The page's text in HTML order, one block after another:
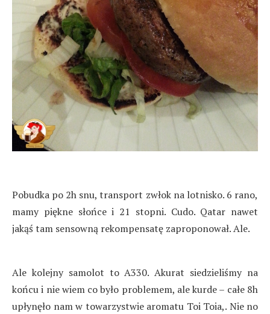
Pobudka po 2h snu, transport zwłok na lotnisko. 6 rano,
mamy piękne słońce i 21 stopni. Cudo. Qatar nawet
jakąś tam sensowną rekompensatę zaproponował. Ale.
Ale kolejny samolot to A330. Akurat siedzieliśmy na
końcu i nie wiem co było problemem, ale kurde – całe 8h
upłynęło nam w towarzystwie aromatu Toi Toia,. Nie no